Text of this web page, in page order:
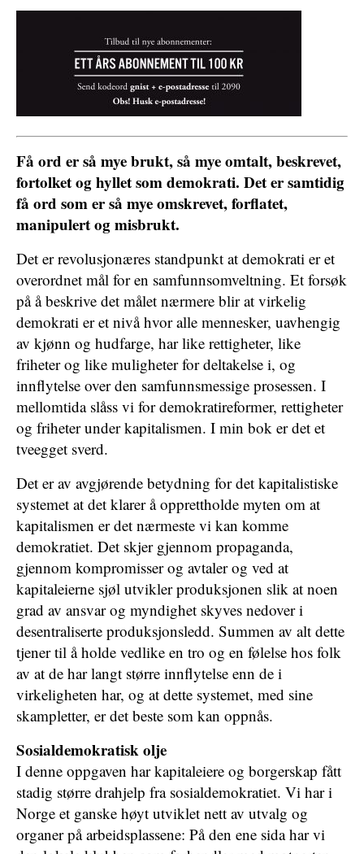
Få ord er så mye brukt, så mye omtalt, beskrevet,
fortolket og hyllet som demokrati. Det er samtidig
få ord som er så mye omskrevet, forflatet,
manipulert og misbrukt.
Det er revolusjonæres standpunkt at demokrati er et
overordnet mål for en samfunnsomveltning. Et forsøk
på å beskrive det målet nærmere blir at virkelig
demokrati er et nivå hvor alle mennesker, uavhengig
av kjønn og hudfarge, har like rettigheter, like
friheter og like muligheter for deltakelse i, og
innflytelse over den samfunnsmessige prosessen. I
mellomtida slåss vi for demokratireformer, rettigheter
og friheter under kapitalismen. I min bok er det et
tveegget sverd.
Det er av avgjørende betydning for det kapitalistiske
systemet at det klarer å opprettholde myten om at
kapitalismen er det nærmeste vi kan komme
demokratiet. Det skjer gjennom propaganda,
gjennom kompromisser og avtaler og ved at
kapitaleierne sjøl utvikler produksjonen slik at noen
grad av ansvar og myndighet skyves nedover i
desentraliserte produksjonsledd. Summen av alt dette
tjener til å holde vedlike en tro og en følelse hos folk
av at de har langt større innflytelse enn de i
virkeligheten har, og at dette systemet, med sine
skampletter, er det beste som kan oppnås.
Sosialdemokratisk olje
I denne oppgaven har kapitaleiere og borgerskap fått
stadig større drahjelp fra sosialdemokratiet. Vi har i
Norge et ganske høyt utviklet nett av utvalg og
organer på arbeidsplassene: På den ene sida har vi